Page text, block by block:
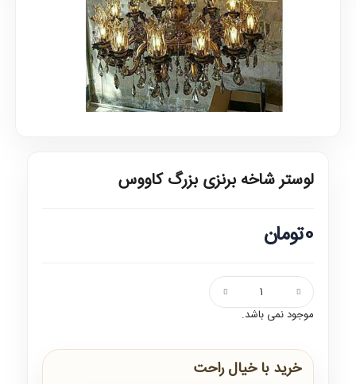
لوستر شاخه برنزی بزرگ کاووس
0تومان
موجود نمی باشد.
خرید با خیال راحت